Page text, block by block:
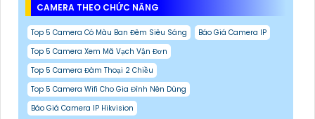
CAMERA THEO CHỨC NĂNG
Top 5 Camera Có Màu Ban Đêm Siêu Sáng
Báo Giá Camera IP
Top 5 Camera Xem Mã Vạch Vận Đơn
Top 5 Camera Đàm Thoại 2 Chiều
Top 5 Camera Wifi Cho Gia Đình Nên Dùng
Báo Giá Camera IP Hikvision